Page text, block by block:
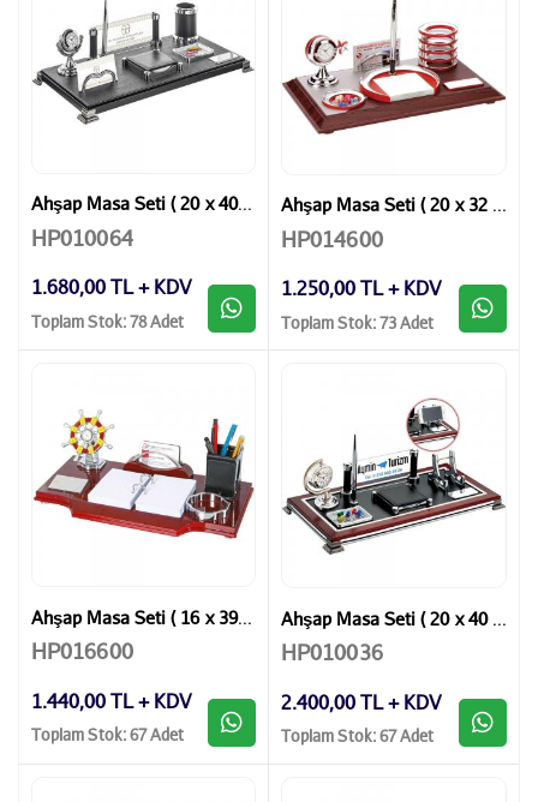
Ahşap Masa Seti ( 20 x 40 cm )
HP010064
1.680,00 TL + KDV
Toplam Stok: 78 Adet
Ahşap Masa Seti ( 20 x 32 cm )
HP014600
1.250,00 TL + KDV
Toplam Stok: 73 Adet
Ahşap Masa Seti ( 16 x 39 cm )
HP016600
1.440,00 TL + KDV
Toplam Stok: 67 Adet
Ahşap Masa Seti ( 20 x 40 cm )
HP010036
2.400,00 TL + KDV
Toplam Stok: 67 Adet